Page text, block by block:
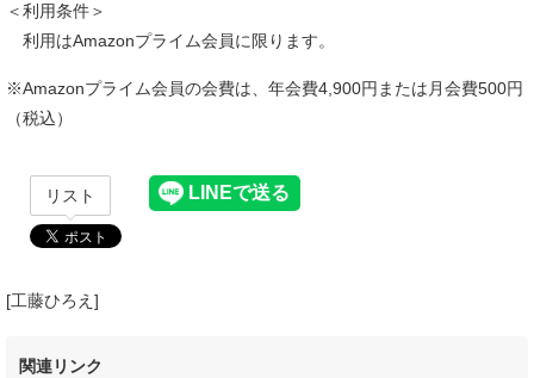
＜利用条件＞
利用はAmazonプライム会員に限ります。
※Amazonプライム会員の会費は、年会費4,900円または月会費500円
（税込）
リスト
[工藤ひろえ]
関連リンク